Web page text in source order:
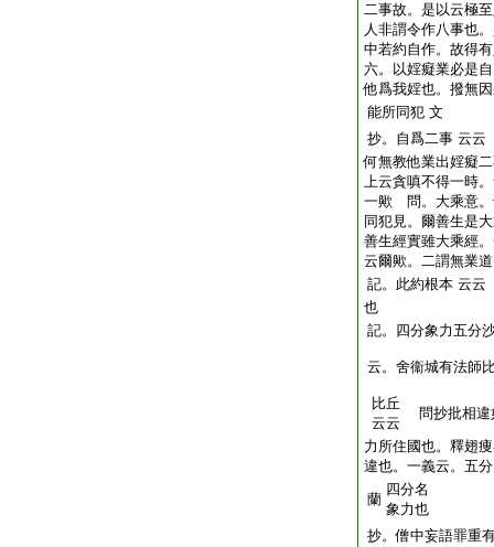
二事故。是以云極
人非謂令作八事也
中若約自作。故得
六。以婬癡業必是
他爲我婬也。撥無
能所同犯 文
抄。自爲二事 云云
何無教他業出婬癡
上云貪嗔不得一時
一歟 問。大乘意。
同犯見。爾善生是
善生經實雖大乘經
云爾歟。二謂無業道
記。此約根本 云云
也
記。四分象力五分
云。舍衞城有法師
比丘
云云
問抄批相違
力所住國也。釋翅
違也。一義云。五
蘭
四分名
象力也
抄。僧中妄語罪重